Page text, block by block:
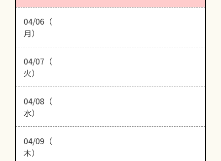
04/06（
月）
04/07（
火）
04/08（
水）
04/09（
木）